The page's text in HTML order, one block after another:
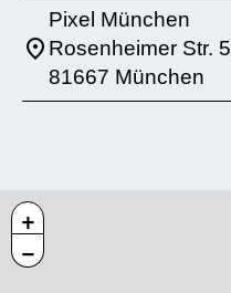
Pixel München
Rosenheimer Str.
81667 München
+
−